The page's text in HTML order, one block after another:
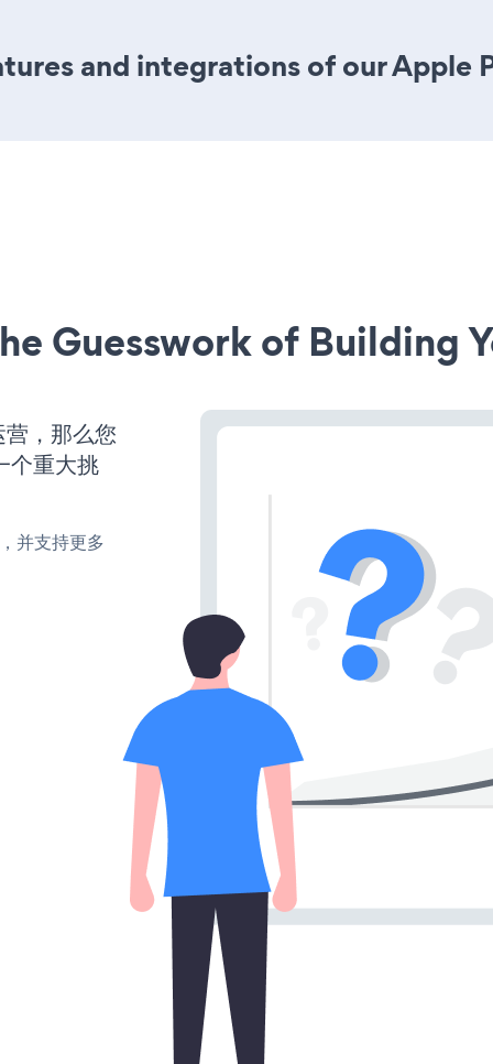
and integrations of our Apple
Guesswork of Building
，那么您
个重大挑
并支持更多